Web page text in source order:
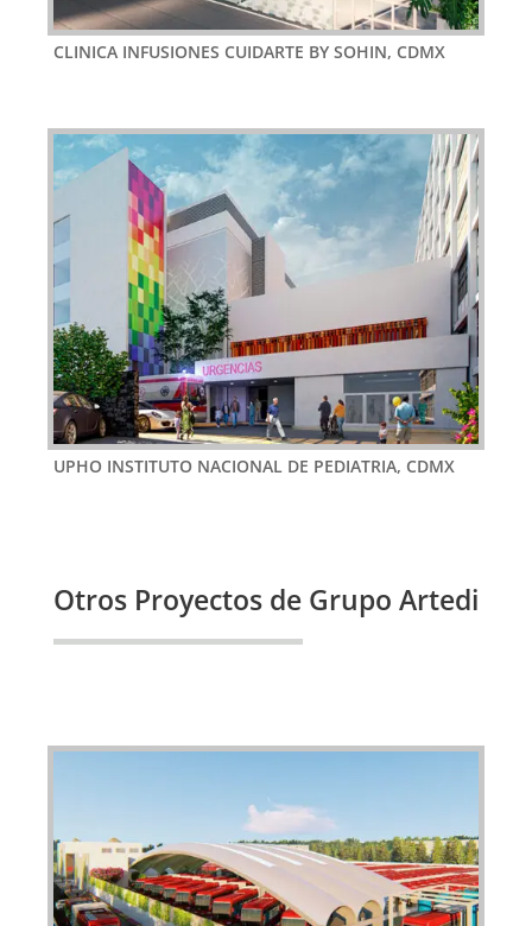
CLINICA INFUSIONES CUIDARTE BY SOHIN, CDMX
UPHO INSTITUTO NACIONAL DE PEDIATRIA, CDMX
Otros Proyectos de Grupo Artedi